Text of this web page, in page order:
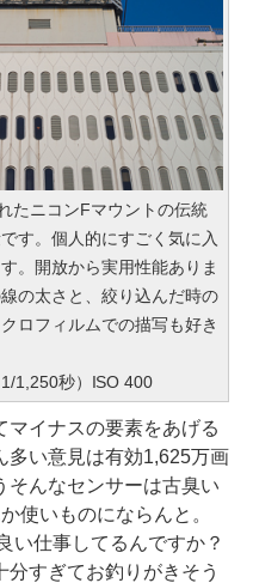
たニコンFマウントの伝統
す。個人的にすごく気に入
。開放から実用性能ありま
の太さと、絞り込んだ時の
ロフィルムでの描写も好き
1,250秒）ISO 400
マイナスの要素をあげる
多い意見は有効1,625万画
そんなセンサーは古臭い
使いものにならんと。
い仕事してるんですか？
分すぎてお釣りがきそう